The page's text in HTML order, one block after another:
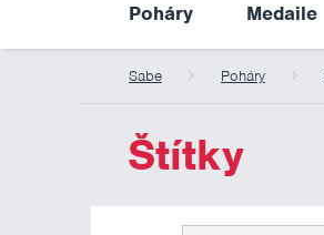
Poháry Medaile
Sabe Poháry
Štítky